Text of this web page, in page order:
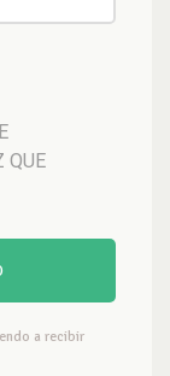
QUE
a recibir